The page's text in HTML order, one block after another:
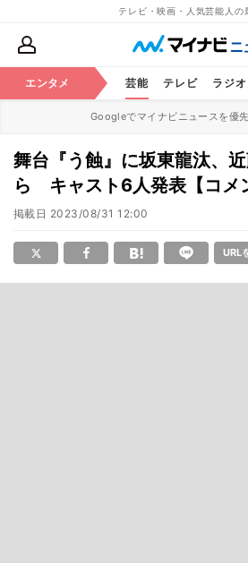
テレビ・映画・人気芸能人の
エンタメ 芸能 テレビ ラジオ
Googleでマイナビニュースを優
舞台『う蝕』に坂東龍汰、
ら キャスト6人発表【コメ
掲載日 2023/08/31 12:00
URL